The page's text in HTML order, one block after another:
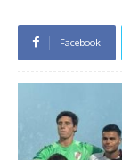
Facebook